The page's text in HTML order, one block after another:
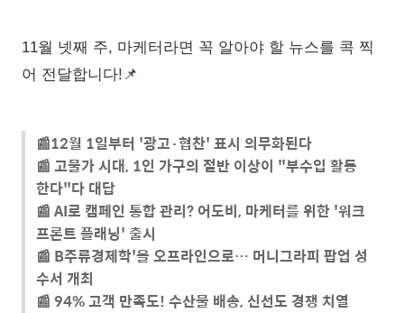
11월 넷째 주, 마케터라면 꼭 알아야 할 뉴스를 콕 찍
어 전달합니다! 📌
📰12월 1일부터 '광고·협찬' 표시 의무화된다
📰 고물가 시대, 1인 가구의 절반 이상이 "부수입 활동
한다"다 대답
📰 AI로 캠페인 통합 관리? 어도비, 마케터를 위한 '워크
프론트 플래닝' 출시
📰 B주류경제학'을 오프라인으로… 머니그라피 팝업 성
수서 개최
📰 94% 고객 만족도! 수산물 배송, 신선도 경쟁 치열